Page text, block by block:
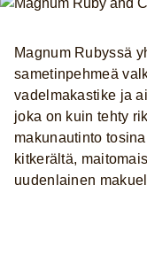
Magnum Rubyssä
sametinpehmeä
vadelmakastike ja
joka on kuin tehty
makunautinto
kitkerältä,
uudenlainen